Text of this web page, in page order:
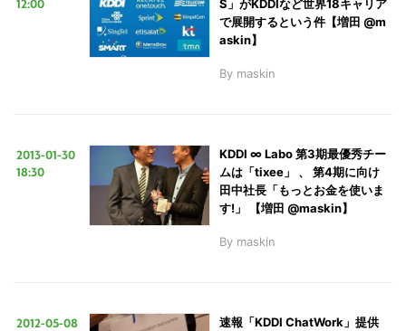
12:00
S」がKDDIなど世界18キャリア
で展開するという件【増田 @m
askin】
By maskin
2013-01-30
18:30
KDDI ∞ Labo 第3期最優秀チー
ムは「tixee」 、 第4期に向け
田中社長「もっとお金を使いま
す!」 【増田 @maskin】
By maskin
2012-05-08
速報「KDDI ChatWork」提供
サ